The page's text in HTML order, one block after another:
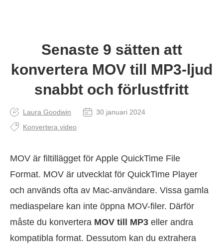
Senaste 9 sätten att
konvertera MOV till MP3-ljud
snabbt och förlustfritt
Laura Goodwin
30 januari 2024
Konvertera video
MOV är filtillägget för Apple QuickTime File
Format. MOV är utvecklat för QuickTime Player
och används ofta av Mac-användare. Vissa gamla
mediaspelare kan inte öppna MOV-filer. Därför
måste du konvertera MOV till MP3 eller andra
kompatibla format. Dessutom kan du extrahera